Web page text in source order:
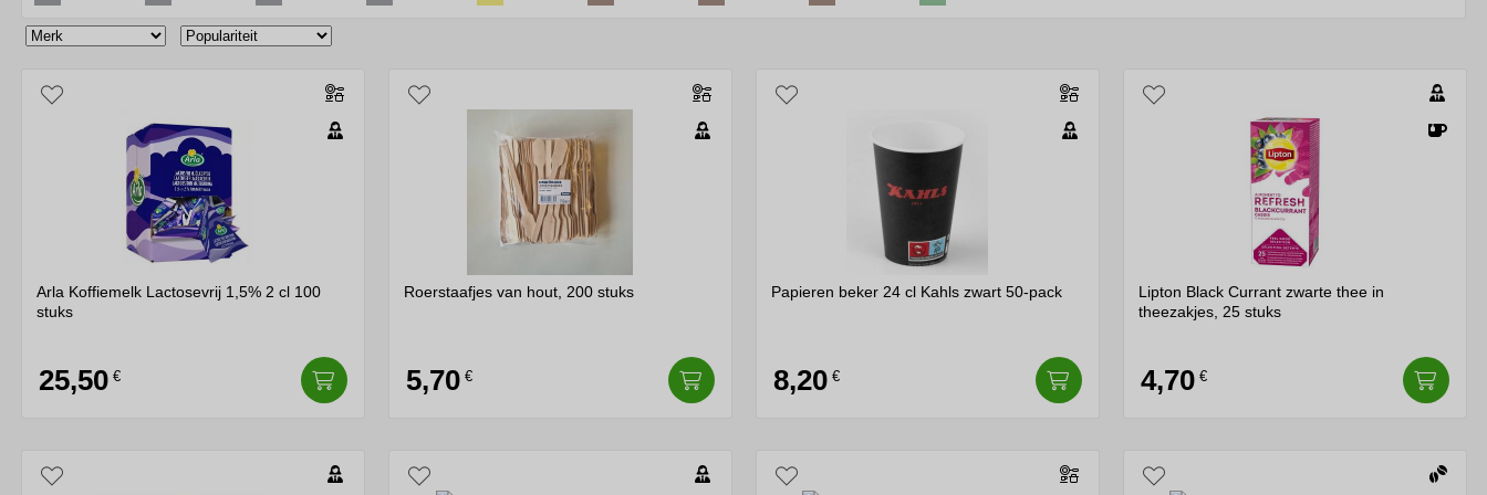
kwaliteit van de uiteindelijke koffie.
Voor cafés, middelgrote bedrijven en organisaties is het ook belangrijk om rekening te houden met de herkomst en houdbaarheid van de koffie. Ethisch geproduceerd koffie, dat
bedrijf.
De keuze van koffie op het werk is een belangrijk aspect dat bijdraagt aan de sfeer op de werkplek en het welzijn van de medewerkers. Een goed gekozen koffie kan een
gevoel van gemeenschap creëren en de productiviteit stimuleren, terwijl het tegelijkertijd een genot is voor de smaakpapillen.
Het belang van koffie op de werkplek reikt bovendien veel verder dan de basisfunctie als opwekkende drank. Voor kleine en middelgrote bedrijven, waar samenhang en
werkcultuur cruciaal zijn, wordt koffie een centraal onderdeel van de dagelijkse routine en de werkomgeving.
Koffie speelt een rol bij vergaderingen en bijeenkomsten. Een kopje koffie tijdens vergaderingen en bijeenkomsten fungeert als ijsbreker en zorgt voor een comfortabele sfeer.
Het creëert een ontspannen en gastvrije atmosfeer die open dialoog en creatief denken stimuleert. Koffie kan eventuele spanningen verminderen en de deelnemers
ontvankelijker maken voor nieuwe ideeën.
Koffiepauzes geven een gouden randje. Koffiepauzes zijn onder andere belangrijk op de werkplek om de saamhorigheid te bevorderen en een welkome pauze te bieden. Een
Lekker koffie tijdens belangrijke klantgesprekken kan de deal binnenhalen. Bij klantafspraken is koffie een teken van gastvrijheid. Het aanbieden van een kopje koffie van hoge
De ochtendroutine luidt de werkdag in het bedrijf in. Veel mensen vertrouwen op koffie om 's ochtends op gang te komen. Een kopje koffie kan de dag een vliegende start geven
en het concentratievermogen vergroten, wat vooral belangrijk is in snel veranderende werkomgevingen.
Arla Koffiemelk Lactosevrij 1,5% 2 cl 100
stuks
25,50 €
Roerstaafjes van hout, 200 stuks
5,70 €
Papieren beker 24 cl Kahls zwart 50-pack
8,20 €
Lipton Black Currant zwarte thee in
theezakjes, 25 stuks
4,70 €